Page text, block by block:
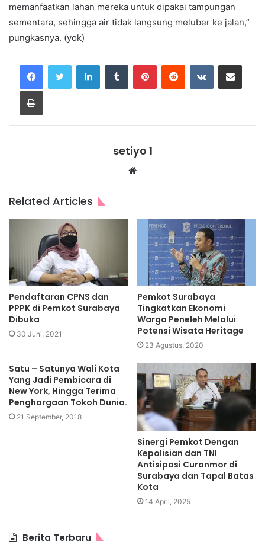
memanfaatkan lahan mereka untuk dipakai tampungan
sementara, sehingga air tidak langsung meluber ke jalan,”
pungkasnya. (yok)
LinkedInTumblr PinterestReddit VKontakteShare via Email
Print
setiyo 1
Website
Related Articles
Pendaftaran CPNS dan
PPPK di Pemkot Surabaya
Dibuka
30 Juni, 2021
Pemkot Surabaya
Tingkatkan Ekonomi
Warga Peneleh Melalui
Potensi Wisata Heritage
23 Agustus, 2020
Satu – Satunya Wali Kota
Yang Jadi Pembicara di
New York, Hingga Terima
Penghargaan Tokoh Dunia.
21 September, 2018
Sinergi Pemkot Dengan
Kepolisian dan TNI
Antisipasi Curanmor di
Surabaya dan Tapal Batas
Kota
14 April, 2025
Berita Terbaru